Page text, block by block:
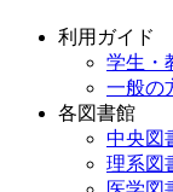
利用ガイド
学生・
一般の
各図書館
中央図
理系図